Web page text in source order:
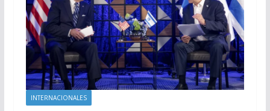
INTERNACIONALES